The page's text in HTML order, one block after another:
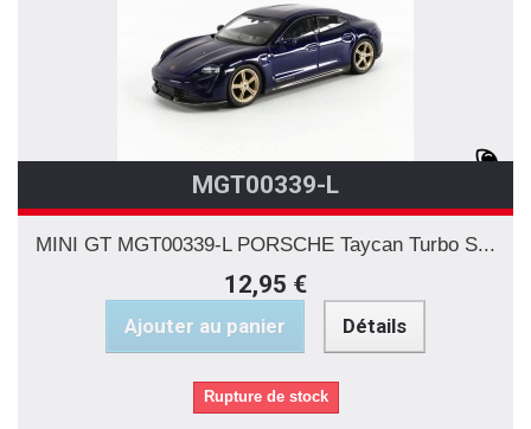
MGT00339-L
MINI GT MGT00339-L PORSCHE Taycan Turbo S...
12,95 €
Ajouter au panier Détails
Rupture de stock